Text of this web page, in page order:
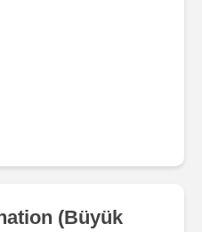
(Büyük